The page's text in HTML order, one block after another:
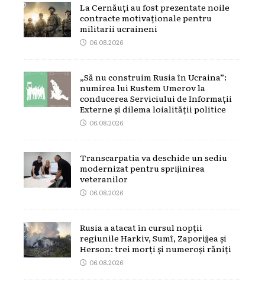
La Cernăuți au fost prezentate noile
contracte motivaționale pentru
militarii ucraineni
06.08.2026
„Să nu construim Rusia în Ucraina”:
numirea lui Rustem Umerov la
conducerea Serviciului de Informații
Externe și dilema loialității politice
06.08.2026
Transcarpatia va deschide un sediu
modernizat pentru sprijinirea
veteranilor
06.08.2026
Rusia a atacat în cursul nopții
regiunile Harkiv, Sumî, Zaporijjea și
Herson: trei morți și numeroși răniți
06.08.2026